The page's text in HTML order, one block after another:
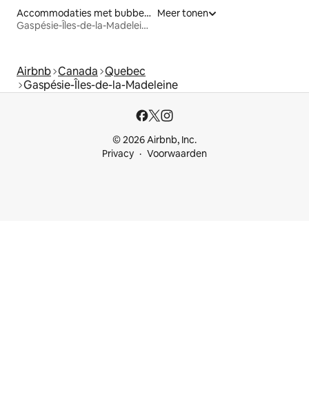
Accommodaties met bubbelbad
Gaspésie-Îles-de-la-Madeleine
Meer tonen
Airbnb Canada Quebec
Gaspésie-Îles-de-la-Madeleine
© 2026 Airbnb, Inc.
Privacy
Voorwaarden